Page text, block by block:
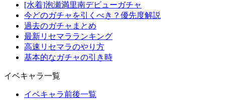
[水着]泡瀬満里南デビューガチャ
今どのガチャを引くべき？優先度解説
過去のガチャまとめ
最新リセマラランキング
高速リセマラのやり方
基本的なガチャの引き時
イベキャラ一覧
イベキャラ前後一覧